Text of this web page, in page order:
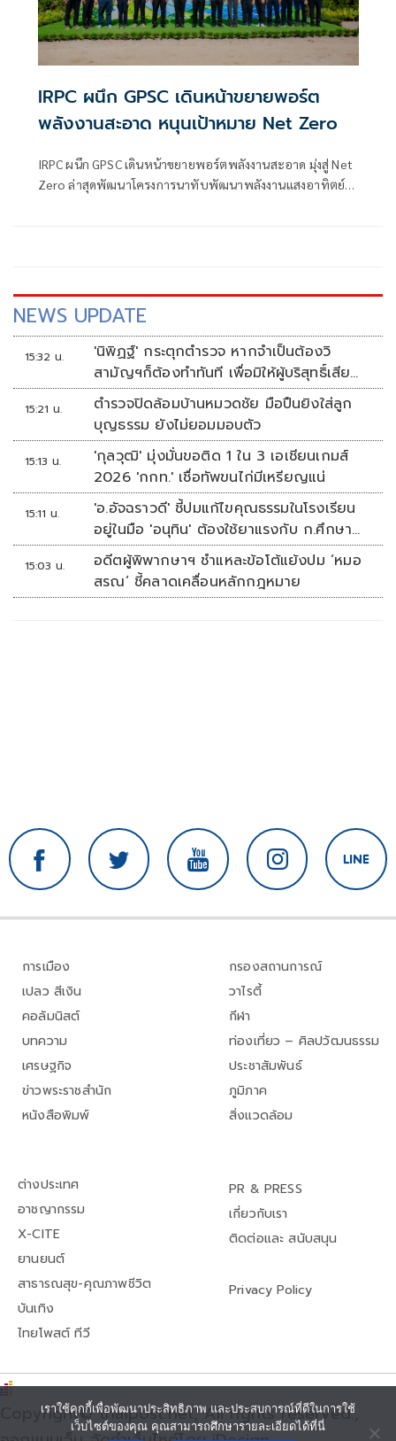
IRPC ผนึก GPSC เดินหน้าขยายพอร์ต
พลังงานสะอาด หนุนเป้าหมาย Net Zero
IRPC ผนึก GPSC เดินหน้าขยายพอร์ตพลังงานสะอาด มุ่งสู่ Net
Zero ล่าสุดพัฒนาโครงการนาทับพัฒนาพลังงานแสงอาทิตย์
NEWS UPDATE
15:32 น.
'นิพิฏฐ์' กระตุกตำรวจ หากจำเป็นต้องวิ
สามัญฯก็ต้องทำทันที เพื่อมิให้ผู้บริสุทธิ์เสีย
ชีวิตเพิ่ม
15:21 น.
ตำรวจปิดล้อมบ้านหมวดชัย มือปืนยิงใส่ลูก
บุญธรรม ยังไม่ยอมมอบตัว
15:13 น.
'กุลวุฒิ' มุ่งมั่นขอติด 1 ใน 3 เอเชียนเกมส์
2026 'กกท.' เชื่อทัพขนไก่มีเหรียญแน่
15:11 น.
'อ.อัจฉราวดี' ชี้ปมแก้ไขคุณธรรมในโรงเรียน
อยู่ในมือ 'อนุทิน' ต้องใช้ยาแรงกับ ก.ศึกษา
เรื่องปืนแค่ปลายเหตุ
15:03 น.
อดีตผู้พิพากษาฯ ชำแหละข้อโต้แย้งปม ‘หมอ
สรณ’ ชี้คลาดเคลื่อนหลักกฎหมาย
การเมือง
เปลว สีเงิน
คอลัมนิสต์
บทความ
เศรษฐกิจ
ข่าวพระราชสำนัก
หนังสือพิมพ์
กรองสถานการณ์
วาไรตี้
กีฬา
ท่องเที่ยว – ศิลปวัฒนธรรม
ประชาสัมพันธ์
ภูมิภาค
สิ่งแวดล้อม
ต่างประเทศ
อาชญากรรม
X-CITE
ยานยนต์
สาธารณสุข-คุณภาพชีวิต
บันเทิง
ไทยโพสต์ ทีวี
PR & PRESS
เกี่ยวกับเรา
ติดต่อและ สนับสนุน
Privacy Policy
Copyright© thaipost.net, All rights reserved.,
เราใช้คุกกี้เพื่อพัฒนาประสิทธิภาพ และประสบการณ์ที่ดีในการใช้
เว็บไซต์ของคุณ คุณสามารถศึกษารายละเอียดได้ที่นี่